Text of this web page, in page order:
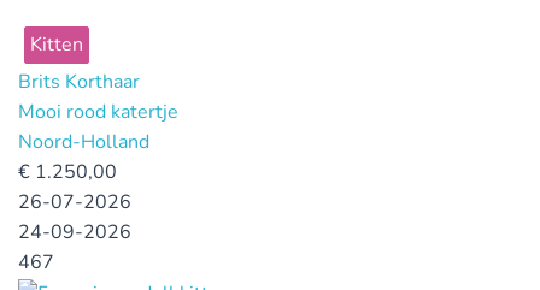
Kitten
Brits Korthaar
Mooi rood katertje
Noord-Holland
€ 1.250,00
26-07-2026
24-09-2026
467